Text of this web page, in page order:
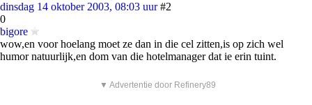
dinsdag 14 oktober 2003, 08:03 uur #2
0
bigore
wow,en voor hoelang moet ze dan in die cel zitten,is op zich wel
humor natuurlijk,en dom van die hotelmanager dat ie erin tuint.
▼ Advertentie door Refinery89